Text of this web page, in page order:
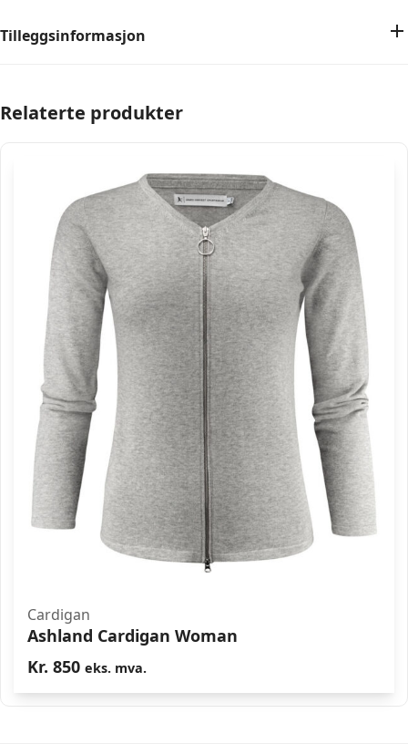
Tilleggsinformasjon
Relaterte produkter
Cardigan
Ashland Cardigan Woman
Kr. 850 eks. mva.